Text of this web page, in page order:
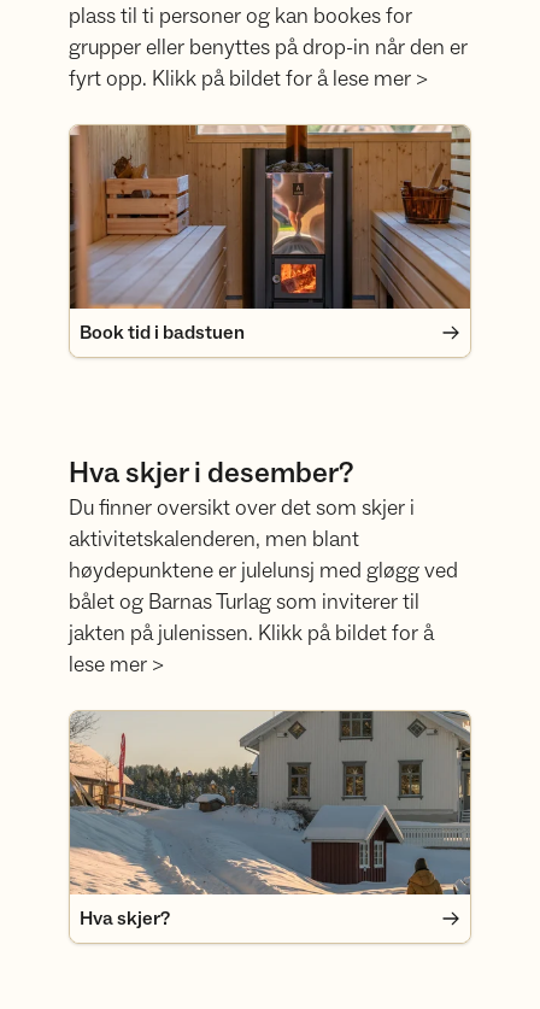
plass til ti personer og kan bookes for
grupper eller benyttes på drop-in når den er
fyrt opp. Klikk på bildet for å lese mer >
Book tid i badstuen
Book tid i badstuen
Hva skjer i desember?
Du finner oversikt over det som skjer i
aktivitetskalenderen, men blant
høydepunktene er julelunsj med gløgg ved
bålet og Barnas Turlag som inviterer til
jakten på julenissen. Klikk på bildet for å
lese mer >
Hva skjer?
Hva skjer?